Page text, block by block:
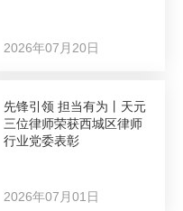
2026年07月20日
先锋引领 担当有为丨天元
三位律师荣获西城区律师
行业党委表彰
2026年07月01日